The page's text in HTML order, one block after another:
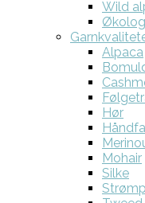
Wild
Alpaca
Hør
Mohair
Silke